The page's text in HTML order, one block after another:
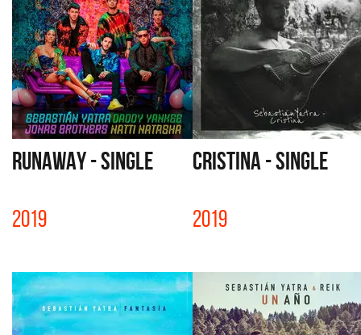
RUNAWAY - SINGLE
2019
CRISTINA - SINGLE
2019